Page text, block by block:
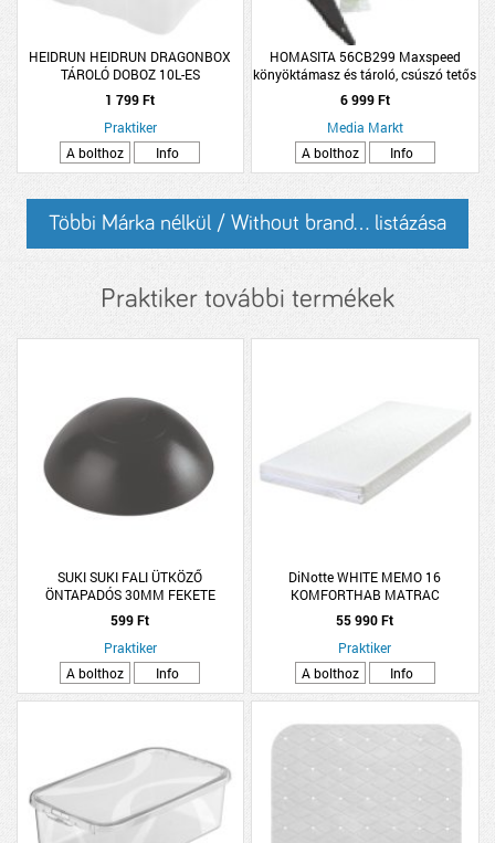
HEIDRUN HEIDRUN DRAGONBOX
TÁROLÓ DOBOZ 10L-ES
33X23X20CM, SZÉTNYITHATÓ
FEDELES
1 799 Ft
Praktiker
A bolthoz
Info
HOMASITA 56CB299 Maxspeed
könyöktámasz és tároló, csúszó tetős
6 999 Ft
Media Markt
A bolthoz
Info
Többi Márka nélkül / Without brand... listázása
Praktiker további termékek
SUKI SUKI FALI ÜTKÖZŐ
ÖNTAPADÓS 30MM FEKETE
2DB/CSOMAG
599 Ft
Praktiker
A bolthoz
Info
DiNotte WHITE MEMO 16
KOMFORTHAB MATRAC
90X200X16CM
55 990 Ft
Praktiker
A bolthoz
Info